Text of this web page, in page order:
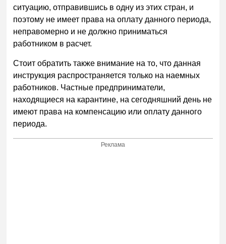
ситуацию, отправившись в одну из этих стран, и
поэтому не имеет права на оплату данного периода,
неправомерно и не должно приниматься
работником в расчет.
Стоит обратить также внимание на то, что данная
инструкция распространяется только на наемных
работников. Частные предприниматели,
находящиеся на карантине, на сегодняшний день не
имеют права на компенсацию или оплату данного
периода.
Реклама